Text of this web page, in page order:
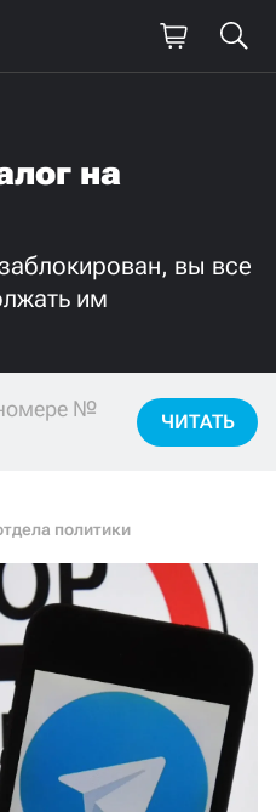
на
вы все
им
№
ЧИТАТЬ
политики
1000
300
свое гражданство РФ
ДРУЗЬЯМИ
donate@novayagazeta.ru
или